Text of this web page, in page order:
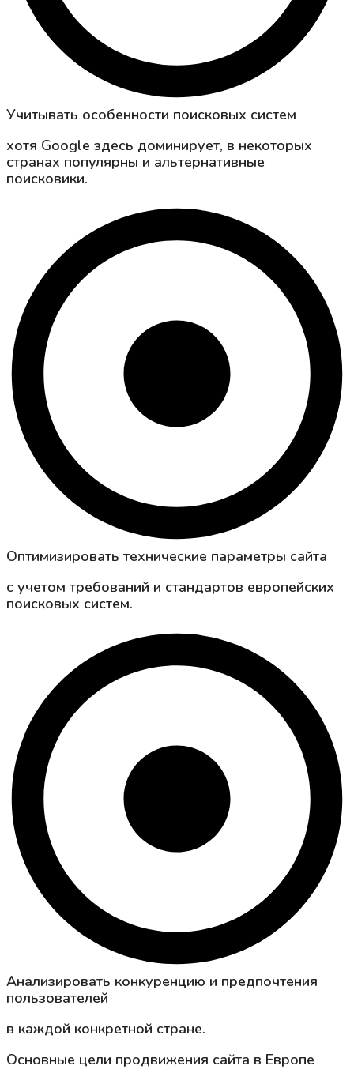
Учитывать особенности поисковых систем
хотя Google здесь доминирует, в некоторых
странах популярны и альтернативные
поисковики.
Оптимизировать технические параметры сайта
с учетом требований и стандартов европейских
поисковых систем.
Анализировать конкуренцию и предпочтения
пользователей
в каждой конкретной стране.
Основные цели продвижения сайта в Европе